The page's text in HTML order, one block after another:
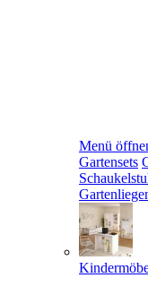
Menü
Gartensets